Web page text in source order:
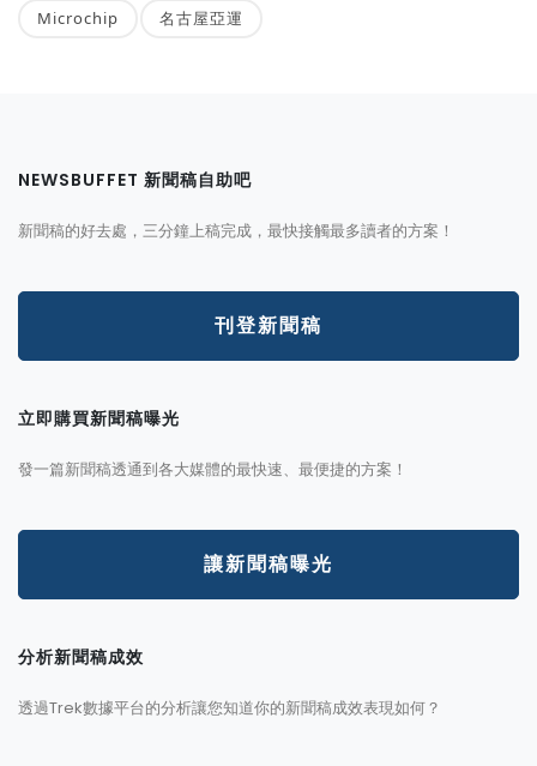
Microchip 名古屋亞運
NEWSBUFFET 新聞稿自助吧
新聞稿的好去處，三分鐘上稿完成，最快接觸最多讀者的方案！
刊登新聞稿
立即購買新聞稿曝光
發一篇新聞稿透通到各大媒體的最快速、最便捷的方案！
讓新聞稿曝光
分析新聞稿成效
透過Trek數據平台的分析讓您知道你的新聞稿成效表現如何？